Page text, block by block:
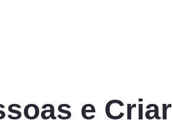
e Criar